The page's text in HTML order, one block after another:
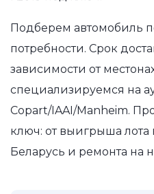
Подберем автомобиль
потребности. Срок
зависимости от
специализируемся на
Copart/IAAI/Manheim.
ключ: от выигрыша
Беларусь и ремонта на